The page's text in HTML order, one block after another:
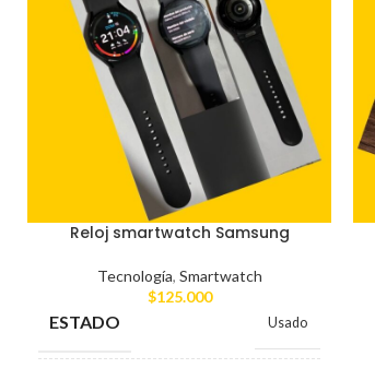
Reloj smartwatch Samsung
Tecnología, Smartwatch
$125.000
ESTADO Usado